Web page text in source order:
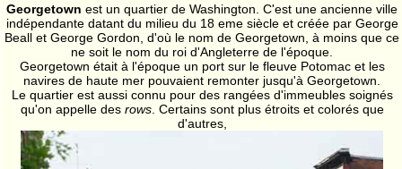
Georgetown est un quartier de Washington. C'est une ancienne ville
indépendante datant du milieu du 18 eme siècle et créée par George
Beall et George Gordon, d'où le nom de Georgetown, à moins que ce
ne soit le nom du roi d'Angleterre de l'époque.
Georgetown était à l'époque un port sur le fleuve Potomac et les
navires de haute mer pouvaient remonter jusqu'à Georgetown.
Le quartier est aussi connu pour des rangées d'immeubles soignés
qu'on appelle des rows. Certains sont plus étroits et colorés que
d'autres,